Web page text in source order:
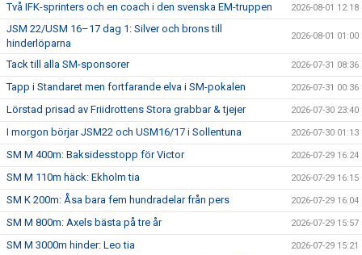
Två IFK-sprinters och en coach i den svenska EM-truppen 2026-08-01 12:18
JSM 22/USM 16–17 dag 1: Silver och brons till
hinderlöparna
2026-08-01 01:00
Tack till alla SM-sponsorer 2026-07-31 08:36
Tapp i Standaret men fortfarande elva i SM-pokalen 2026-07-31 00:36
Lörstad prisad av Friidrottens Stora grabbar & tjejer 2026-07-30 23:40
I morgon börjar JSM22 och USM16/17 i Sollentuna 2026-07-30 01:13
SM M 400m: Baksidesstopp för Victor 2026-07-29 16:24
SM M 110m häck: Ekholm tia 2026-07-29 16:15
SM K 200m: Åsa bara fem hundradelar från pers 2026-07-29 16:04
SM M 800m: Axels bästa på tre år 2026-07-29 15:57
SM M 3000m hinder: Leo tia 2026-07-29 15:21